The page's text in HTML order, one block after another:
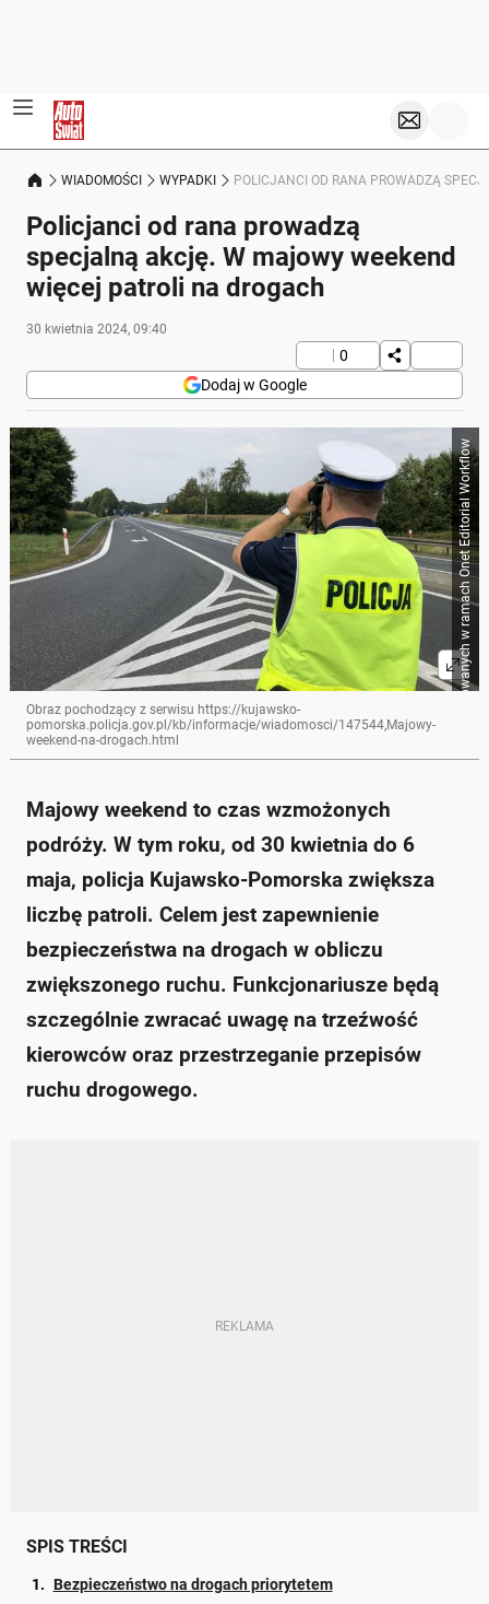
WIADOMOŚCI WYPADKI POLICJANCI OD RANA PROWADZĄ
Policjanci od rana prowadzą
specjalną akcję. W majowy weekend
więcej patroli na drogach
30 kwietnia 2024, 09:40
0
Dodaj w Google
Źródło zbiorcze dla obrazków importowanych w ramach Onet Editorial Workflow
Obraz pochodzący z serwisu https://kujawsko-
pomorska.policja.gov.pl/kb/informacje/wiadomosci/147544,Majowy-
weekend-na-drogach.html
Majowy weekend to czas wzmożonych
podróży. W tym roku, od 30 kwietnia do 6
maja, policja Kujawsko-Pomorska zwiększa
liczbę patroli. Celem jest zapewnienie
bezpieczeństwa na drogach w obliczu
zwiększonego ruchu. Funkcjonariusze będą
szczególnie zwracać uwagę na trzeźwość
kierowców oraz przestrzeganie przepisów
ruchu drogowego.
SPIS TREŚCI
Bezpieczeństwo na drogach priorytetem